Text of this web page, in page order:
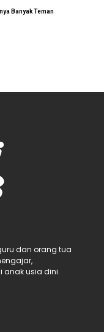
Banyak Teman
dan orang tua
anak usia dini.